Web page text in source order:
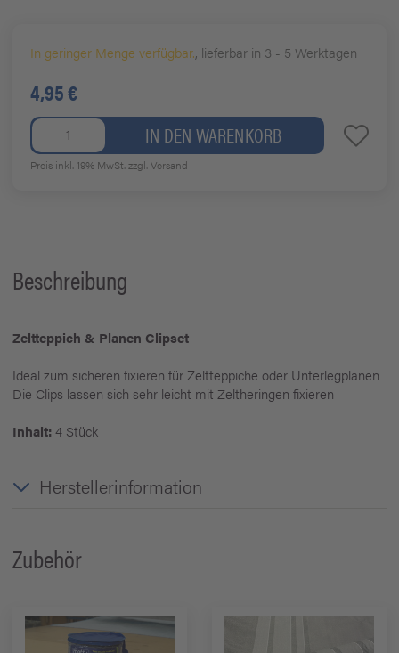
In geringer Menge verfügbar., lieferbar in 3 - 5 Werktagen
4,95 €
IN DEN WARENKORB
Preis inkl. 19% MwSt.zzgl. Versand
Beschreibung
Zeltteppich & Planen Clipset
Ideal zum sicheren fixieren für Zeltteppiche oder Unterlegplanen
Die Clips lassen sich sehr leicht mit Zeltheringen fixieren
Inhalt: 4 Stück
Herstellerinformation
Zubehör